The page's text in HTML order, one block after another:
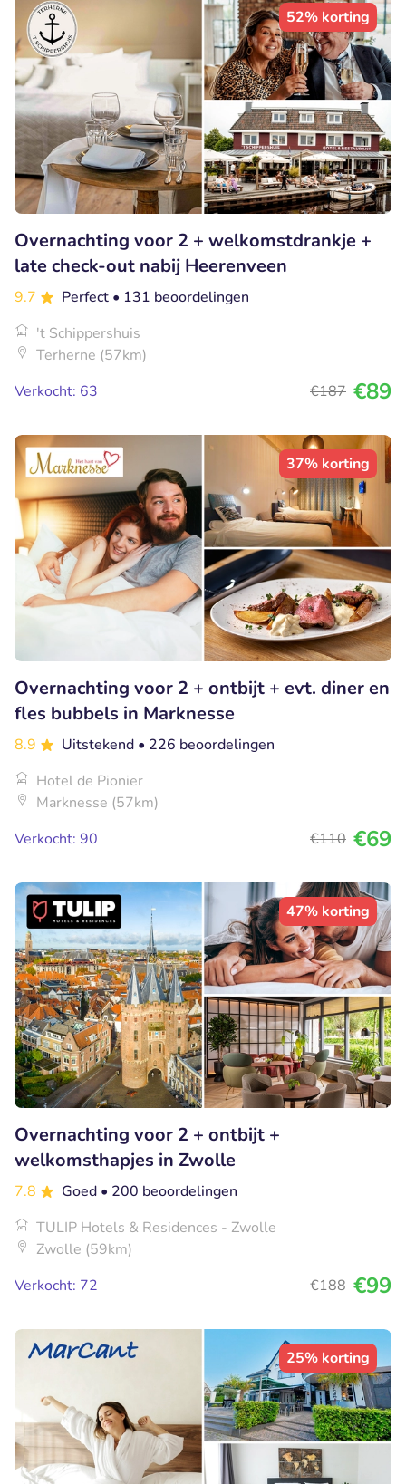
52% korting
Overnachting voor 2 + welkomstdrankje +
late check-out nabij Heerenveen
9.7 Perfect • 131 beoordelingen
't Schippershuis
Terherne (57km)
Verkocht: 63
€187 €89
37% korting
Overnachting voor 2 + ontbijt + evt. diner en
fles bubbels in Marknesse
8.9 Uitstekend • 226 beoordelingen
Hotel de Pionier
Marknesse (57km)
Verkocht: 90
€110 €69
47% korting
Overnachting voor 2 + ontbijt +
welkomsthapjes in Zwolle
7.8 Goed • 200 beoordelingen
TULIP Hotels & Residences - Zwolle
Zwolle (59km)
Verkocht: 72
€188 €99
25% korting